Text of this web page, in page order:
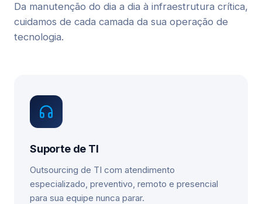
Da manutenção do dia a dia à infraestrutura crítica,
cuidamos de cada camada da sua operação de
tecnologia.
Suporte de TI
Outsourcing de TI com atendimento
especializado, preventivo, remoto e presencial
para sua equipe nunca parar.